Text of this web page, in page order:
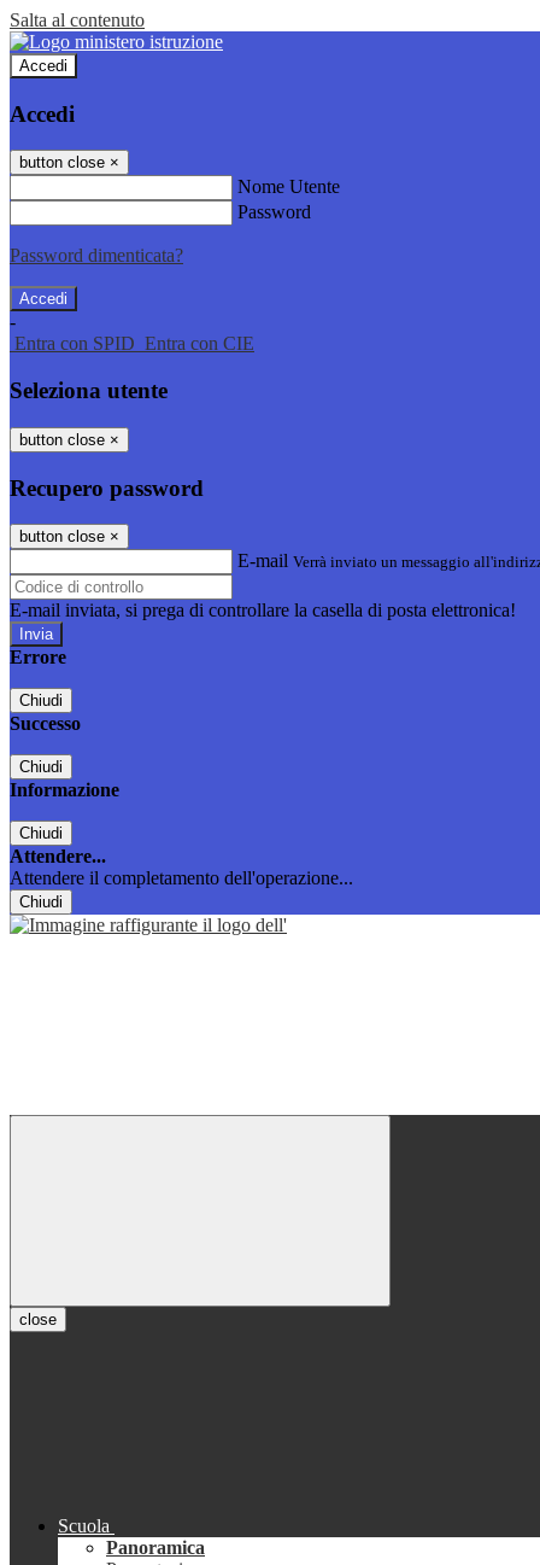
Salta al contenuto
Accedi
Accedi
button close ×
Nome Utente
Password
Password dimenticata?
-
Entra con SPID Entra con CIE
Seleziona utente
button close ×
Recupero password
button close ×
E-mail Verrà inviato un messaggio
E-mail inviata, si prega di controllare la casella di posta elettronica!
Errore
Chiudi
Successo
Chiudi
Informazione
Chiudi
Attendere...
Attendere il completamento dell'operazione...
Chiudi
close
Scuola
Panoramica